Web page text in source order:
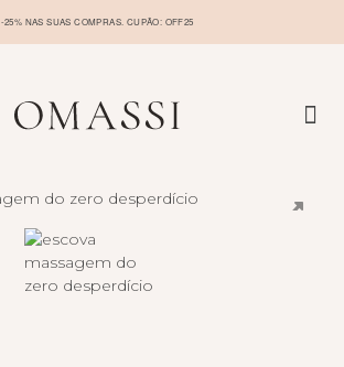
-25% NAS SUAS COMPRAS. CUPÃO: OFF25